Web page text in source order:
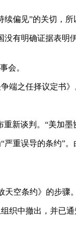
偏见”的关切，所
有明确证据表
会。
端之任择议定书》
新谈判。“美加
重误导的条约”
空条约》的步骤。
织中撤出，并已